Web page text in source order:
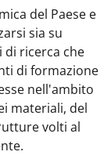
del Paese e
sia su
ricerca che
di formazione
nell'ambito
materiali, del
volti al